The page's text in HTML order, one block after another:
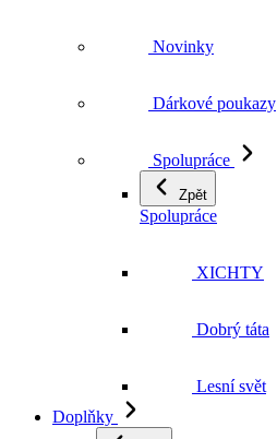
Novinky
Dárkové poukazy
Spolupráce
Zpět
Spolupráce
XICHTY
Dobrý táta
Lesní svět
Doplňky